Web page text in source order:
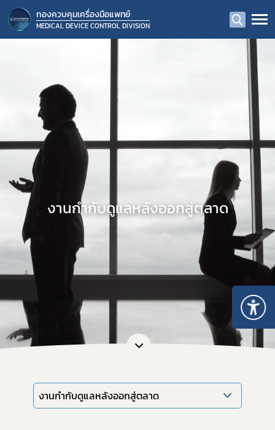
กองควบคุมเครื่องมือแพทย์
MEDICAL DEVICE CONTROL DIVISION
งานกำกับดูแลหลังออกสู่ตลาด
งานกำกับดูแลหลังออกสู่ตลาด